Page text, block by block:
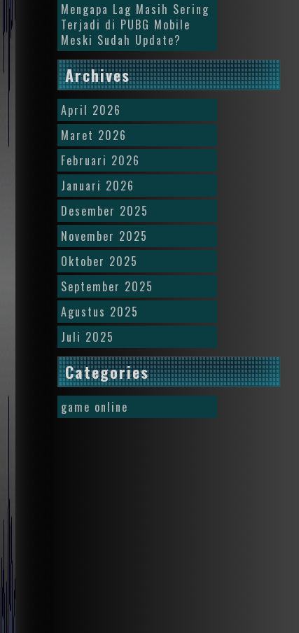
Mengapa Lag Masih Sering
Terjadi di PUBG Mobile
Meski Sudah Update?
Archives
April 2026
Maret 2026
Februari 2026
Januari 2026
Desember 2025
November 2025
Oktober 2025
September 2025
Agustus 2025
Juli 2025
Categories
game online